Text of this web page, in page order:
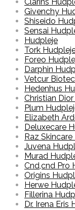
Givenchy
Shiseido
Sensai
Hudpleje
Tork
Foreo
Darphin
Vetcur
Hedenhus
Christian
Plum
Elizabeth
Deluxecare
Raz
Juvena
Murad
Cnd,cnd Pro
Origins
Herwe
Fillerina
Dr. Irena Eris